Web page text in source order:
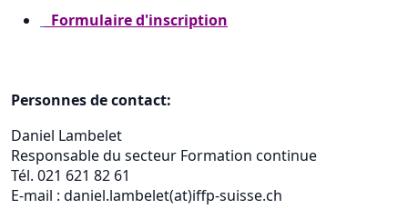
Formulaire d'inscription
Personnes de contact:
Daniel Lambelet
Responsable du secteur Formation continue
Tél. 021 621 82 61
E-mail : daniel.lambelet(at)iffp-suisse.ch